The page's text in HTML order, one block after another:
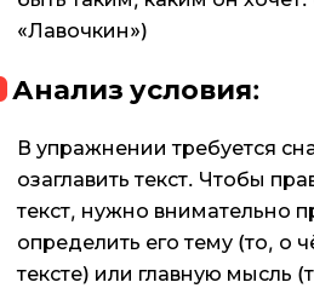
«Лавочкин»)
Анализ условия:
В упражнении требуется
озаглавить текст. Чтобы
текст, нужно внимательно
определить его тему (то, о
тексте) или главную мысль